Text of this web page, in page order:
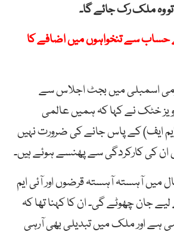
وہ ملک رک جائے گا۔
حساب سے تنخواہوں میں اضافے کا
اسمبلی میں بجٹ اجلاس سے
خٹک نے کہا کہ ہمیں عالمی
ایم ایف) کے پاس جانے کی ضرورت نہیں
ان کی کارکردگی سے پھنسے ہوئے ہیں۔
میں آہستہ آہستہ قرضوں اور آئی ایم
جان چھوٹے گی۔ ان کا کہنا تھا کہ
اور ملک میں تبدیلی بھی آرہی